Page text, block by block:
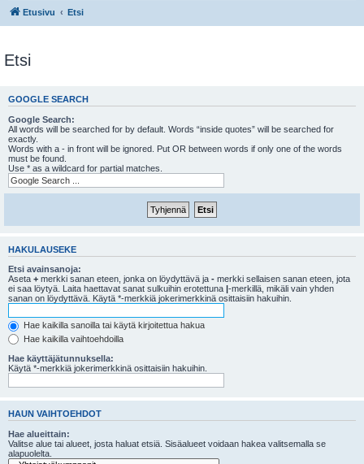
Etusivu Etsi
Etsi
GOOGLE SEARCH
Google Search:
All words will be searched for by default. Words “inside quotes” will be searched for
exactly.
Words with a - in front will be ignored. Put OR between words if only one of the words
must be found.
Use * as a wildcard for partial matches.
HAKULAUSEKE
Etsi avainsanoja:
Aseta + merkki sanan eteen, jonka on löydyttävä ja - merkki sellaisen sanan eteen, jota
ei saa löytyä. Laita haettavat sanat sulkuihin erotettuna |-merkillä, mikäli vain yhden
sanan on löydyttävä. Käytä *-merkkiä jokerimerkkinä osittaisiin hakuihin.
Hae kaikilla sanoilla tai käytä kirjoitettua hakua
Hae kaikilla vaihtoehdoilla
Hae käyttäjätunnuksella:
Käytä *-merkkiä jokerimerkkinä osittaisiin hakuihin.
HAUN VAIHTOEHDOT
Hae alueittain:
Valitse alue tai alueet, josta haluat etsiä. Sisäalueet voidaan hakea valitsemalla se
alapuolelta.